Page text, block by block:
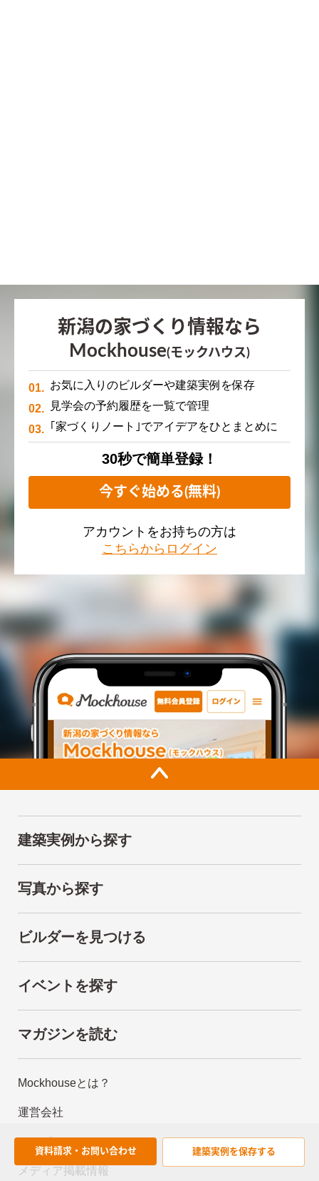
資料請求・お問い合わせ 建築実例を保存する
新潟の家づくり情報なら
Mockhouse(モックハウス)
お気に入りのビルダーや建築実例を保存
見学会の予約履歴を一覧で管理
｢家づくりノート｣でアイデアをひとまとめに
30秒で簡単登録！
今すぐ始める(無料)
アカウントをお持ちの方は
こちらからログイン
建築実例から探す
写真から探す
ビルダーを見つける
イベントを探す
マガジンを読む
Mockhouseとは？
運営会社
ヘルプ
メディア掲載情報